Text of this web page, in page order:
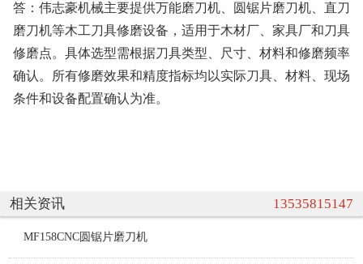
答：伟志豪机械主要提供万能磨刀机、圆锯片磨刀机、直刀
磨刀机等木工刀具修磨设备，适用于木材厂、家具厂和刀具
修磨点。具体选型需根据刀具类型、尺寸、材料和修磨频率
确认。所有修磨效果和精度指标均以实际刀具、材料、现场
条件和设备配置确认为准。
相关资讯 13535815147
MF158CNC圆锯片磨刀机